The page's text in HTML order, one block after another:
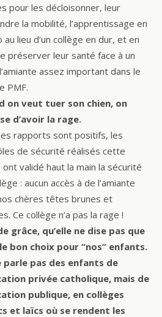
pour les décloisonner, leur
la mobilité, l’apprentissage en
au lieu d’un collège en dur, et en
préserver leur santé face à un
assez important dans le
PMF.
on veut tuer son chien, on
d’avoir la rage.
rapports sont positifs, les
de sécurité réalisés cette
ont validé haut la main la sécurité
: aucun accès à de l’amiante
chères têtes brunes et
Ce collège n’a pas la rage !
grâce, qu’elle ne dise pas que
bon choix pour “nos” enfants.
parle pas des enfants de
privée catholique, mais de
publique, en collèges
et laïcs où se rendent les